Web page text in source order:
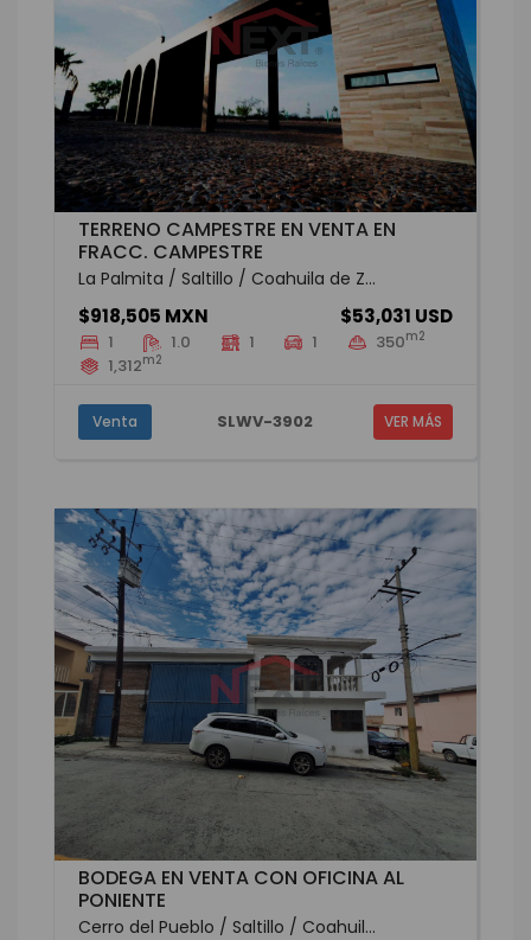
TERRENO CAMPESTRE EN VENTA EN
FRACC. CAMPESTRE
La Palmita / Saltillo / Coahuila de Z...
$918,505 MXN $53,031 USD
1 1.0 1 1 350m2
1,312m2
Venta SLWV-3902 VER MÁS
BODEGA EN VENTA CON OFICINA AL
PONIENTE
Cerro del Pueblo / Saltillo / Coahuil...